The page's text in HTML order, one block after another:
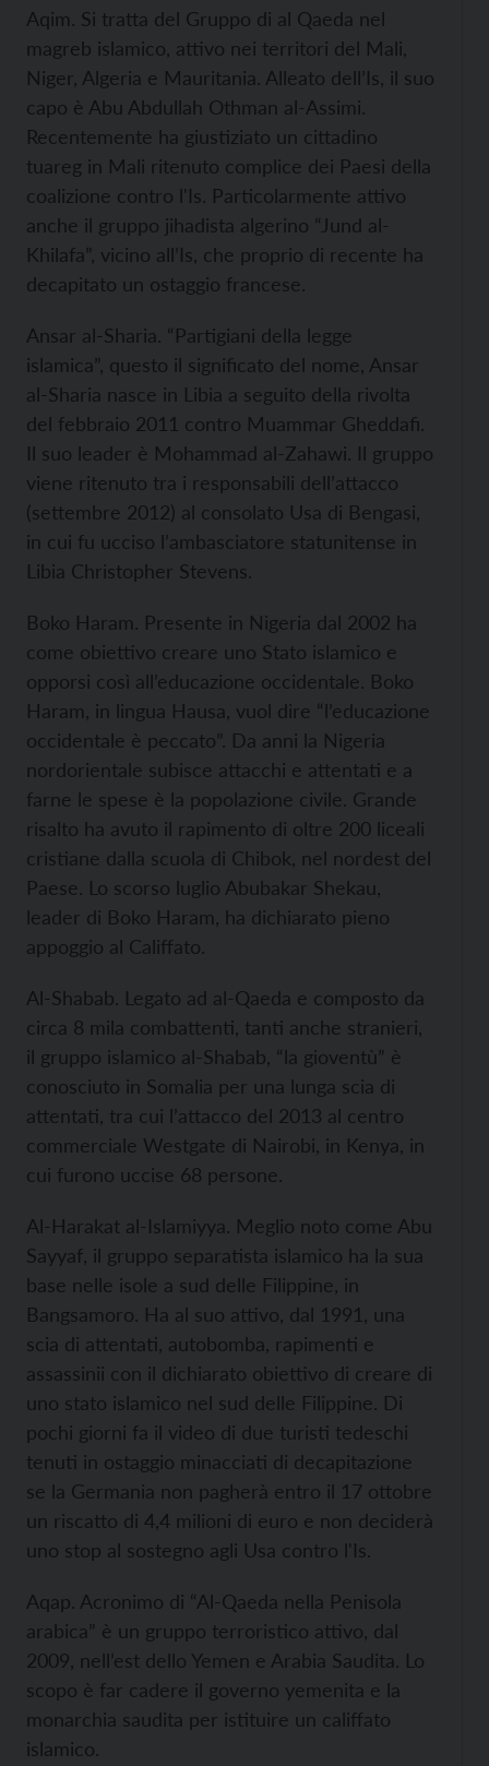
Aqim. Si tratta del Gruppo di al Qaeda nel
magreb islamico, attivo nei territori del Mali,
Niger, Algeria e Mauritania. Alleato dell’Is, il suo
capo è Abu Abdullah Othman al-Assimi.
Recentemente ha giustiziato un cittadino
tuareg in Mali ritenuto complice dei Paesi della
coalizione contro l'Is. Particolarmente attivo
anche il gruppo jihadista algerino “Jund al-
Khilafa”, vicino all’Is, che proprio di recente ha
decapitato un ostaggio francese.
Ansar al-Sharia. “Partigiani della legge
islamica”, questo il significato del nome, Ansar
al-Sharia nasce in Libia a seguito della rivolta
del febbraio 2011 contro Muammar Gheddafi.
Il suo leader è Mohammad al-Zahawi. Il gruppo
viene ritenuto tra i responsabili dell’attacco
(settembre 2012) al consolato Usa di Bengasi,
in cui fu ucciso l’ambasciatore statunitense in
Libia Christopher Stevens.
Boko Haram. Presente in Nigeria dal 2002 ha
come obiettivo creare uno Stato islamico e
opporsi così all’educazione occidentale. Boko
Haram, in lingua Hausa, vuol dire “l’educazione
occidentale è peccato”. Da anni la Nigeria
nordorientale subisce attacchi e attentati e a
farne le spese è la popolazione civile. Grande
risalto ha avuto il rapimento di oltre 200 liceali
cristiane dalla scuola di Chibok, nel nordest del
Paese. Lo scorso luglio Abubakar Shekau,
leader di Boko Haram, ha dichiarato pieno
appoggio al Califfato.
Al-Shabab. Legato ad al-Qaeda e composto da
circa 8 mila combattenti, tanti anche stranieri,
il gruppo islamico al-Shabab, “la gioventù” è
conosciuto in Somalia per una lunga scia di
attentati, tra cui l’attacco del 2013 al centro
commerciale Westgate di Nairobi, in Kenya, in
cui furono uccise 68 persone.
Al-Harakat al-Islamiyya. Meglio noto come Abu
Sayyaf, il gruppo separatista islamico ha la sua
base nelle isole a sud delle Filippine, in
Bangsamoro. Ha al suo attivo, dal 1991, una
scia di attentati, autobomba, rapimenti e
assassinii con il dichiarato obiettivo di creare di
uno stato islamico nel sud delle Filippine. Di
pochi giorni fa il video di due turisti tedeschi
tenuti in ostaggio minacciati di decapitazione
se la Germania non pagherà entro il 17 ottobre
un riscatto di 4,4 milioni di euro e non deciderà
uno stop al sostegno agli Usa contro l'Is.
Aqap. Acronimo di “Al-Qaeda nella Penisola
arabica” è un gruppo terroristico attivo, dal
2009, nell’est dello Yemen e Arabia Saudita. Lo
scopo è far cadere il governo yemenita e la
monarchia saudita per istituire un califfato
islamico.